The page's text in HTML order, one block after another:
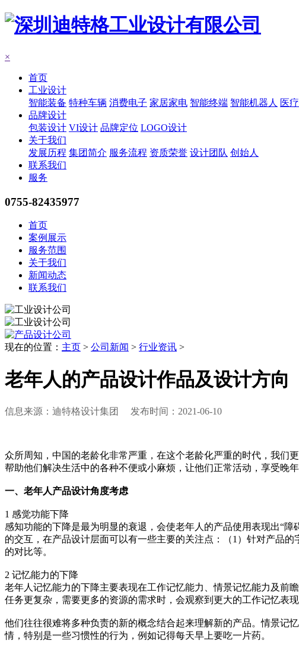
×
首页
工业设计
智能装备 特种车辆 消费电子 家居家电 智能终端 智能机器人 医
品牌设计
包装设计 VI设计 品牌定位 LOGO设计
关于我们
发展历程 集团简介 服务流程 资质荣誉 设计团队 创始人
联系我们
服务
0755-82435977
首页
案例展示
服务范围
关于我们
新闻动态
联系我们
现在的位置： 主页 > 公司新闻 > 行业资讯 >
老年人的产品设计作品及设计方向
信息来源：迪特格设计集团 发布时间：2021-06-10
众所周知，中国的老龄化非常严重，在这个老龄化严重的时代，我们
帮助他们解决生活中的各种不便或小麻烦，让他们正常活动，享受晚
一、老年人产品设计角度考虑
1 感觉功能下降
感知功能的下降是最为明显的衰退，会使老年人的产品使用表现出“
的交互，在产品设计层面可以有一些主要的关注点：（1）针对产品
的对比等。
2 记忆能力的下降
老年人记忆能力的下降主要表现在工作记忆能力、情景记忆能力及前
任务更复杂，需要更多的资源的需求时，会观察到更大的工作记忆表现
他们往往很难将多种负责的新的概念结合起来理解新的产品。情景记
情，特别是一些习惯性的行为，例如记得每天早上要吃一片药。